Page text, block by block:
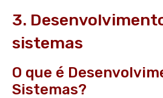
3.
sistemas
O que é
Sistemas?